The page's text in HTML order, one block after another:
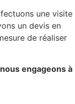
une visite
un devis en
de réaliser
engageons à